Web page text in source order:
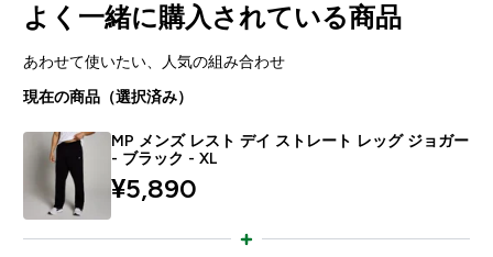
よく一緒に購入されている商品
あわせて使いたい、人気の組み合わせ
現在の商品（選択済み）
MP メンズ レスト デイ ストレート レッグ ジョガー
- ブラック - XL
¥5,890‎